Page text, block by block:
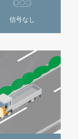
信号なし